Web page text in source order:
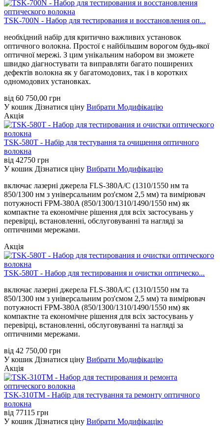
TSK-700N - Набор для тестирования и восстановления оп...
необхідний набір для критично важливих установок
оптичного волокна. Простої є найбільшим ворогом будь-якої
оптичної мережі. З цим унікальним набором ви зможете
швидко діагностувати та виправляти багато поширених
дефектів волокна як у багатомодових, так і в коротких
одномодових установках.
від 60 750,00 грн
У кошик Дізнатися ціну Вибрати Модифікацію
Акція
TSK-580T - Набір для тестування та очищення оптичного
волокна
від 42750 грн
У кошик Дізнатися ціну Вибрати Модифікацію
включає лазерні джерела FLS-380A/C (1310/1550 нм та
850/1300 нм з універсальним роз'ємом 2,5 мм) та вимірювач
потужності FPM-380A (850/1300/1310/1490/1550 нм) як
компактне та економічне рішення для всіх застосувань у
перевірці, встановленні, обслуговуванні та нагляді за
оптичними мережами.
Акція
TSK-580T - Набор для тестирования и очистки оптическо...
включає лазерні джерела FLS-380A/C (1310/1550 нм та
850/1300 нм з універсальним роз'ємом 2,5 мм) та вимірювач
потужності FPM-380A (850/1300/1310/1490/1550 нм) як
компактне та економічне рішення для всіх застосувань у
перевірці, встановленні, обслуговуванні та нагляді за
оптичними мережами.
від 42 750,00 грн
У кошик Дізнатися ціну Вибрати Модифікацію
Акція
TSK-310TM - Набір для тестування та ремонту оптичного
волокна
від 77115 грн
У кошик Дізнатися ціну Вибрати Модифікацію